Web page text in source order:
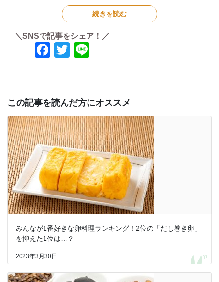
続きを読む
＼SNSで記事をシェア！／
Facebook
Twitter
この記事を読んだ方にオススメ
みんなが1番好きな卵料理ランキング！2位の「だし巻き卵」
を抑えた1位は…？
2023年3月30日